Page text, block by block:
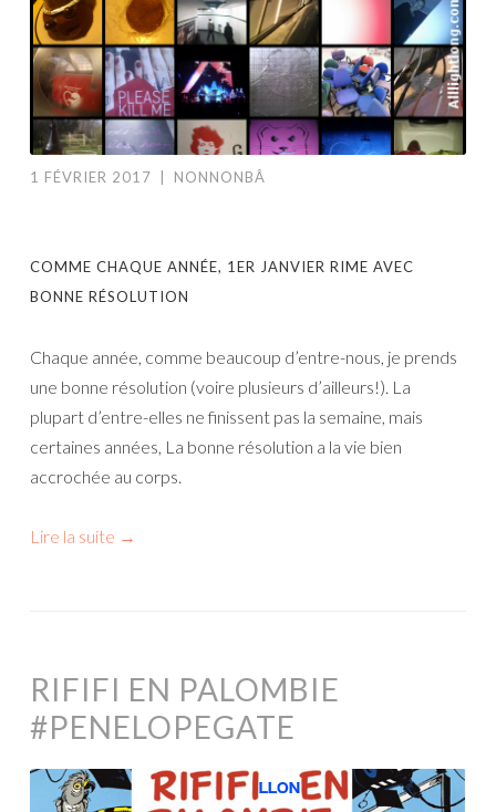
1 FÉVRIER 2017 NONNONBÂ
COMME CHAQUE ANNÉE, 1ER JANVIER RIME AVEC
BONNE RÉSOLUTION
Chaque année, comme beaucoup d’entre-nous, je prends
une bonne résolution (voire plusieurs d’ailleurs!). La
plupart d’entre-elles ne finissent pas la semaine, mais
certaines années, La bonne résolution a la vie bien
accrochée au corps.
Lire la suite →
RIFIFI EN PALOMBIE
#PENELOPEGATE